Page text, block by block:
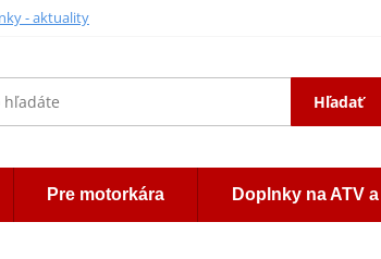
- aktuality
Hľadať
Pre motorkára Doplnky na ATV